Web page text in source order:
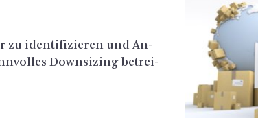
zu iden­ti­fi­zie­ren und An­
Down­si­zing be­trei­